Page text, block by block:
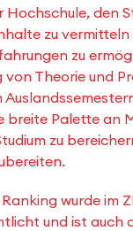
Hochschule, den
zu vermitteln
zu
Theorie und
breite Palette an
zu
wurde im
und ist auch